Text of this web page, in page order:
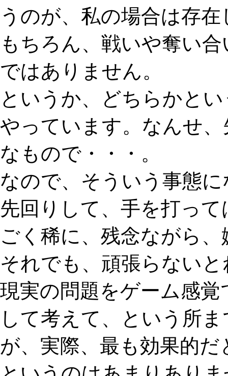
うのが、私の場合は存在
もちろん、戦いや奪い
ではありません。
というか、どちらかと
やっています。なんせ
なもので・・・。
なので、そういう事態
先回りして、手を打っ
ごく稀に、残念ながら
それでも、頑張らない
現実の問題をゲーム感
して考えて、という所
が、実際、最も効果的